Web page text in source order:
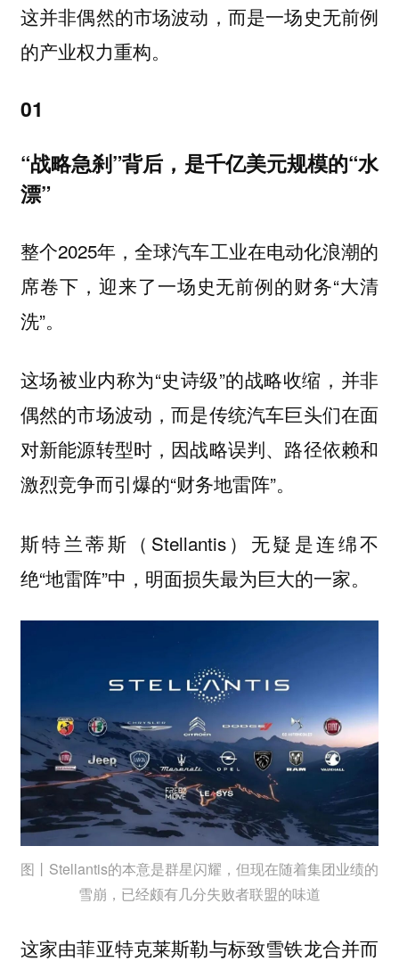
这并非偶然的市场波动，而是一场史无前例
的产业权力重构。
01
“战略急刹”背后，是千亿美元规模的“水
漂”
整个2025年，全球汽车工业在电动化浪潮的
席卷下，迎来了一场史无前例的财务“大清
洗”。
这场被业内称为“史诗级”的战略收缩，并非
偶然的市场波动，而是传统汽车巨头们在面
对新能源转型时，因战略误判、路径依赖和
激烈竞争而引爆的“财务地雷阵”。
斯特兰蒂斯（Stellantis）无疑是连绵不
绝“地雷阵”中，明面损失最为巨大的一家。
图丨Stellantis的本意是群星闪耀，但现在随着集团业绩的
雪崩，已经颇有几分失败者联盟的味道
这家由菲亚特克莱斯勒与标致雪铁龙合并而